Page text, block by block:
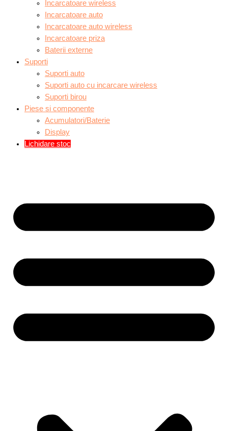
Incarcatoare wireless
Incarcatoare auto
Incarcatoare auto wireless
Incarcatoare priza
Baterii externe
Suporti
Suporti auto
Suporti auto cu incarcare wireless
Suporti birou
Piese si componente
Acumulatori/Baterie
Display
Lichidare stoc